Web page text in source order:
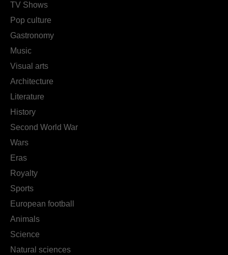
TV Shows
Pop culture
Gastronomy
Music
Visual arts
Architecture
Literature
History
Second World War
Wars
Eras
Royalty
Sports
European football
Animals
Science
Natural sciences